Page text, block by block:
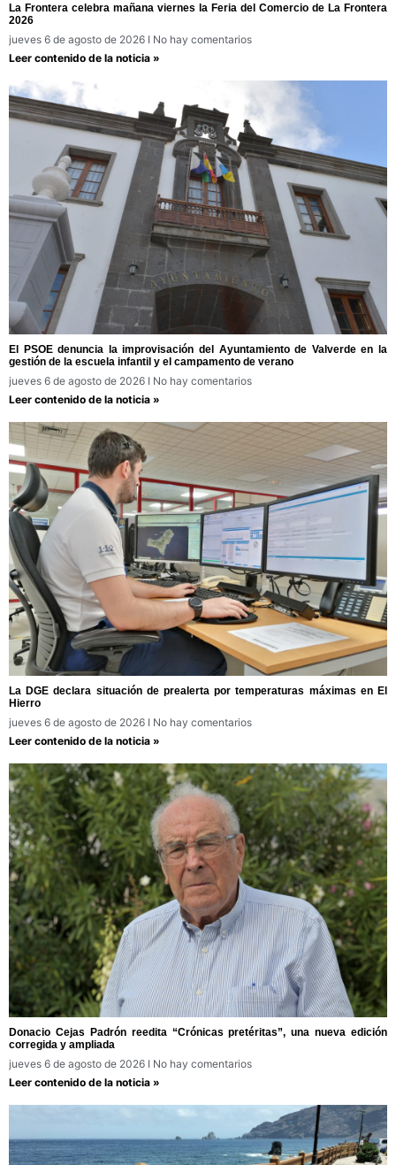
La Frontera celebra mañana viernes la Feria del Comercio de La Frontera
2026
jueves 6 de agosto de 2026
No hay comentarios
Leer contenido de la noticia »
El PSOE denuncia la improvisación del Ayuntamiento de Valverde en la
gestión de la escuela infantil y el campamento de verano
jueves 6 de agosto de 2026
No hay comentarios
Leer contenido de la noticia »
La DGE declara situación de prealerta por temperaturas máximas en El
Hierro
jueves 6 de agosto de 2026
No hay comentarios
Leer contenido de la noticia »
Donacio Cejas Padrón reedita “Crónicas pretéritas”, una nueva edición
corregida y ampliada
jueves 6 de agosto de 2026
No hay comentarios
Leer contenido de la noticia »